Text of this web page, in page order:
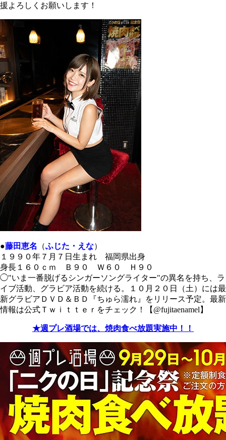
援よろしくお願いします！
●藤田恵名 （ふじた・えな）
１９９０年７月７日生まれ 福岡県出身
身長１６０ｃｍ Ｂ９０ Ｗ６０ Ｈ９０
◯"いま一番脱げるシンガーソングライター"の異名を持ち、ラ
イブ活動、グラビア活動を続ける。１０月２０日（土）には最
新グラビアＤＶＤ＆ＢＤ『ちゅら濡れ』をリリース予定。最新
情報は公式Ｔｗｉｔｔｅｒをチェック！【@fujitaenamel】
★週プレ酒場では、焼肉食べ放題実施中！！